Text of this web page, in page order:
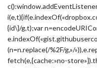
{id\}/g,t);var
(n=n.replace(/%2F/g,»/
fetch(e,{cache:»no-